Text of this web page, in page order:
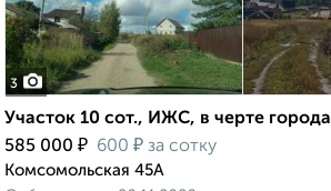
3
Участок 10 сот., ИЖС, в черте города
585 000 ₽ 600 ₽ за сотку
Комсомольская 45А